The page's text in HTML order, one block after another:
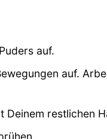
auf.
auf.
Deinem restlichen